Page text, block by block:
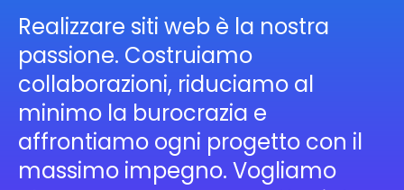
Realizzare siti web è la nostra
passione. Costruiamo
collaborazioni, riduciamo al
minimo la burocrazia e
affrontiamo ogni progetto con il
massimo impegno. Vogliamo